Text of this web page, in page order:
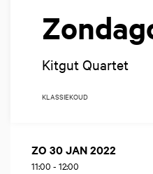
Kitgut Quartet
KLASSIEKOUD
ZO 30 JAN 2022
11:00 - 12:00